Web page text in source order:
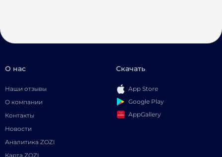
О нас
Наши отзывы
О компании
Контакты
Новости
Аналитика ZOZI
Карта ZOZI
Скачать
App Store
Google Play
AppGallery